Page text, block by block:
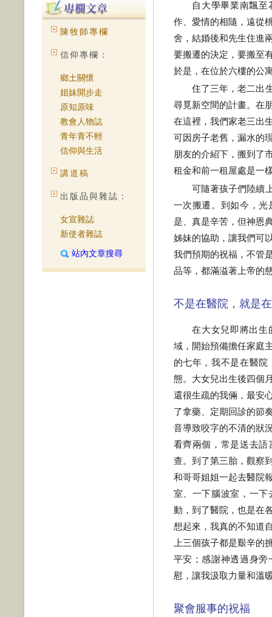
陳牧師專欄
信仰專欄：
鄉土關懷
姐妹開步走
原知原味
教會人物誌
青年青不輕
信仰與生活
講道稿
出版品與雜誌：
女宣雜誌
新使者雜誌
站內文章搜尋
自大學畢業南飄
作、愛情的相隨，遠從
舍，結婚後和先生住進
要搬遷的決定，要搬至
於是，在位於六樓的公
住了三年，老二出
尋覓新空間的計畫。在
在這裡，我們家老三出
可因房子老舊，漏水的
朋友的介紹下，搬到了
租金和前一租屋處是一
可隨著孩子們陸續
一次搬遷。到如今，
是、真是辛苦，但神恩
姊妹的協助，讓我們可
我們預期的祝福，不管
品等，都滿溢著上帝的
不是在醫院，就是
在大女兒即將出生
域，開始預備擔任家庭
的七年，我不是在醫
態。大女兒出生後四個
還很生疏的我倆，最安
了拿藥、定期回診的節
音導致咬字的不清的狀
看齊兩個，常是送去
查。到了第三胎，觀察
和哥哥姐姐一起去醫院
室、一下腦波室，一
動，到了醫院，也是在
想起來，我真的不知道
上三個孩子都是艱辛的
平安；感謝神透過身
慰，讓我汲取力量和溫
聚會服事的祝福